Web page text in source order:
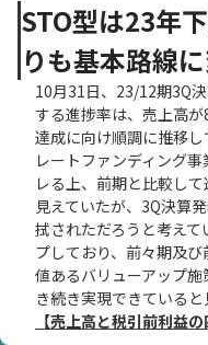
STO型は23年
りも基本路線
10月31日、23/12期3Q
する進捗率は、売上高
達成に向け順調に推移
レートファンディング
レる上、前期と比較し
見えていたが、3Q決算
拭されただろうと考え
プしており、前々期及
値あるバリューアップ
き続き実現できていると
【売上高と税引前利益の